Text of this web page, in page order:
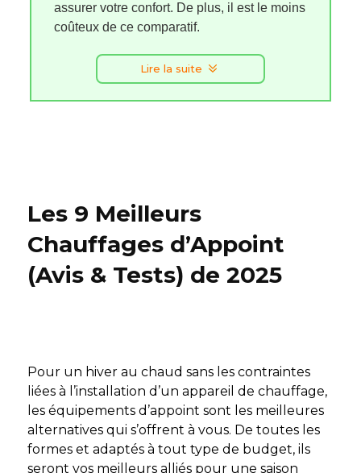
assurer votre confort. De plus, il est le moins
coûteux de ce comparatif.
Lire la suite
Les 9 Meilleurs
Chauffages d’Appoint
(Avis & Tests) de 2025
Pour un hiver au chaud sans les contraintes
liées à l’installation d’un appareil de chauffage,
les équipements d’appoint sont les meilleures
alternatives qui s’offrent à vous. De toutes les
formes et adaptés à tout type de budget, ils
seront vos meilleurs alliés pour une saison